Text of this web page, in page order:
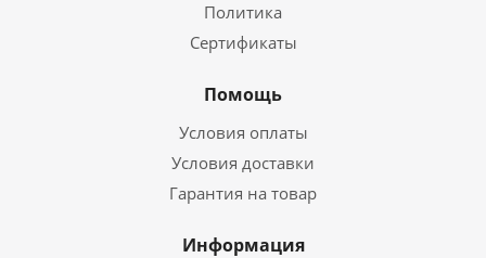
Политика
Сертификаты
Помощь
Условия оплаты
Условия доставки
Гарантия на товар
Информация